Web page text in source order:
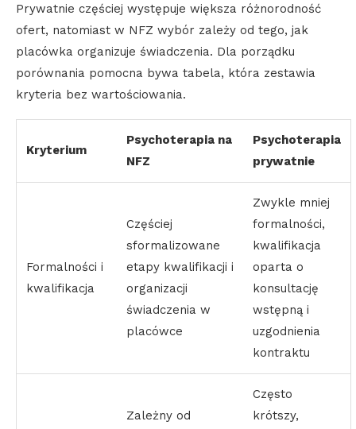
Prywatnie częściej występuje większa różnorodność
ofert, natomiast w NFZ wybór zależy od tego, jak
placówka organizuje świadczenia. Dla porządku
porównania pomocna bywa tabela, która zestawia
kryteria bez wartościowania.
Kryterium
Psychoterapia na
NFZ
Psychoterapia
prywatnie
Formalności i
kwalifikacja
Częściej
sformalizowane
etapy kwalifikacji i
organizacji
świadczenia w
placówce
Zwykle mniej
formalności,
kwalifikacja
oparta o
konsultację
wstępną i
uzgodnienia
kontraktu
Zależny od
Często
krótszy,